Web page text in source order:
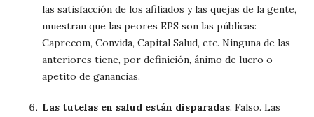
las satisfacción de los afiliados y las quejas de la gente,
muestran que las peores EPS son las públicas:
Caprecom, Convida, Capital Salud, etc. Ninguna de las
anteriores tiene, por definición, ánimo de lucro o
apetito de ganancias.
Las tutelas en salud están disparadas. Falso. Las